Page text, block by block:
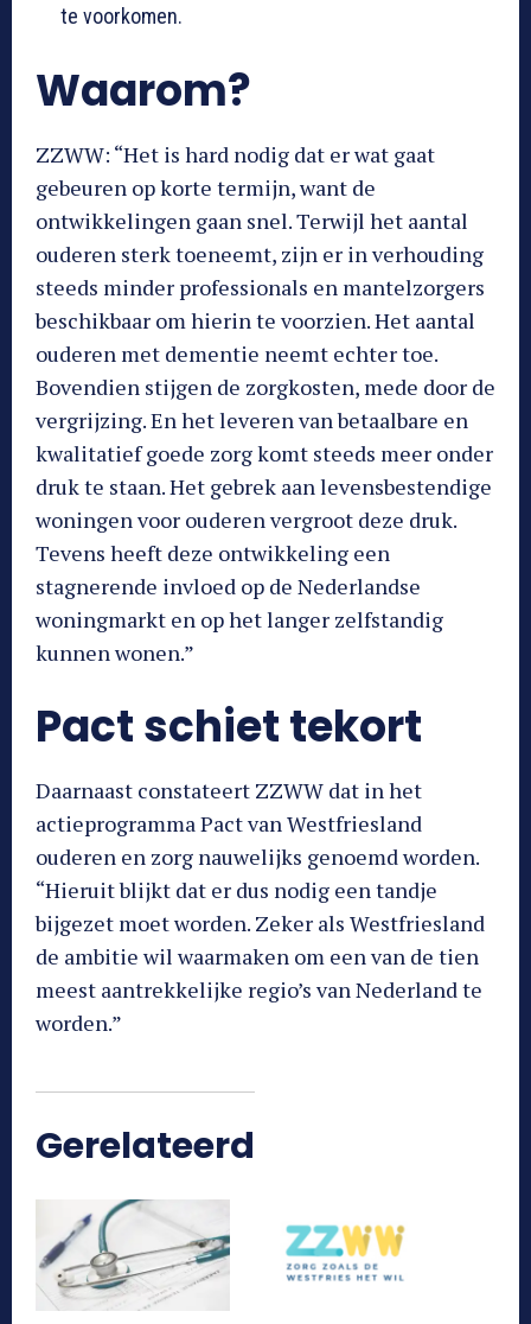
te voorkomen.
Waarom?
ZZWW: “Het is hard nodig dat er wat gaat
gebeuren op korte termijn, want de
ontwikkelingen gaan snel. Terwijl het aantal
ouderen sterk toeneemt, zijn er in verhouding
steeds minder professionals en mantelzorgers
beschikbaar om hierin te voorzien. Het aantal
ouderen met dementie neemt echter toe.
Bovendien stijgen de zorgkosten, mede door de
vergrijzing. En het leveren van betaalbare en
kwalitatief goede zorg komt steeds meer onder
druk te staan. Het gebrek aan levensbestendige
woningen voor ouderen vergroot deze druk.
Tevens heeft deze ontwikkeling een
stagnerende invloed op de Nederlandse
woningmarkt en op het langer zelfstandig
kunnen wonen.”
Pact schiet tekort
Daarnaast constateert ZZWW dat in het
actieprogramma Pact van Westfriesland
ouderen en zorg nauwelijks genoemd worden.
“Hieruit blijkt dat er dus nodig een tandje
bijgezet moet worden. Zeker als Westfriesland
de ambitie wil waarmaken om een van de tien
meest aantrekkelijke regio’s van Nederland te
worden.”
Gerelateerd